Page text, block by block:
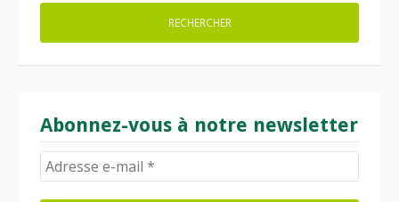
Abonnez-vous à notre newsletter